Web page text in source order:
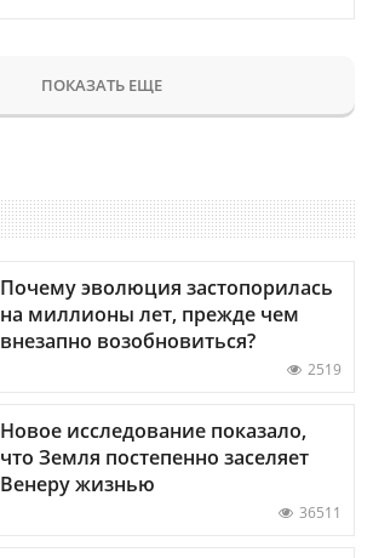
ПОКАЗАТЬ ЕЩЕ
Почему эволюция застопорилась
на миллионы лет, прежде чем
внезапно возобновиться?
2519
Новое исследование показало,
что Земля постепенно заселяет
Венеру жизнью
36511